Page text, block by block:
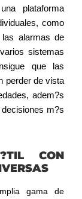
plataforma
como
alarmas de
sistemas
que las
perder de vista
adem?s
m?s
CON
gama de